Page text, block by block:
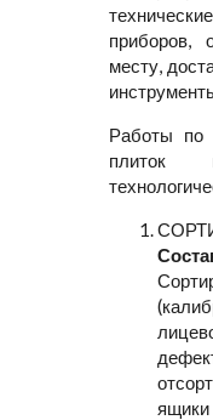
приборов,
месту,
Работы по
плиток
ящики